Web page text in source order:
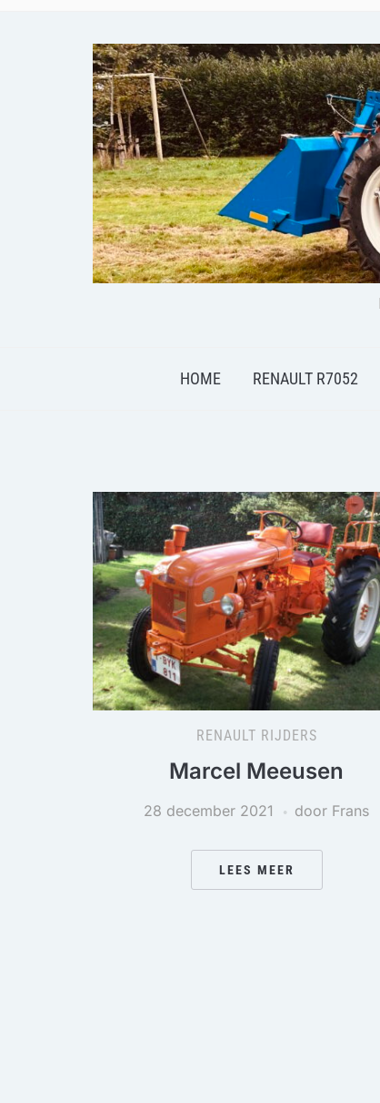
HOME RENAULT R7052
RENAULT RIJDERS
Marcel Meeusen
28 december 2021 door Frans
LEES MEER